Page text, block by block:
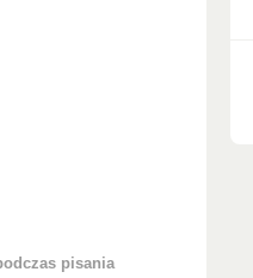
pisania